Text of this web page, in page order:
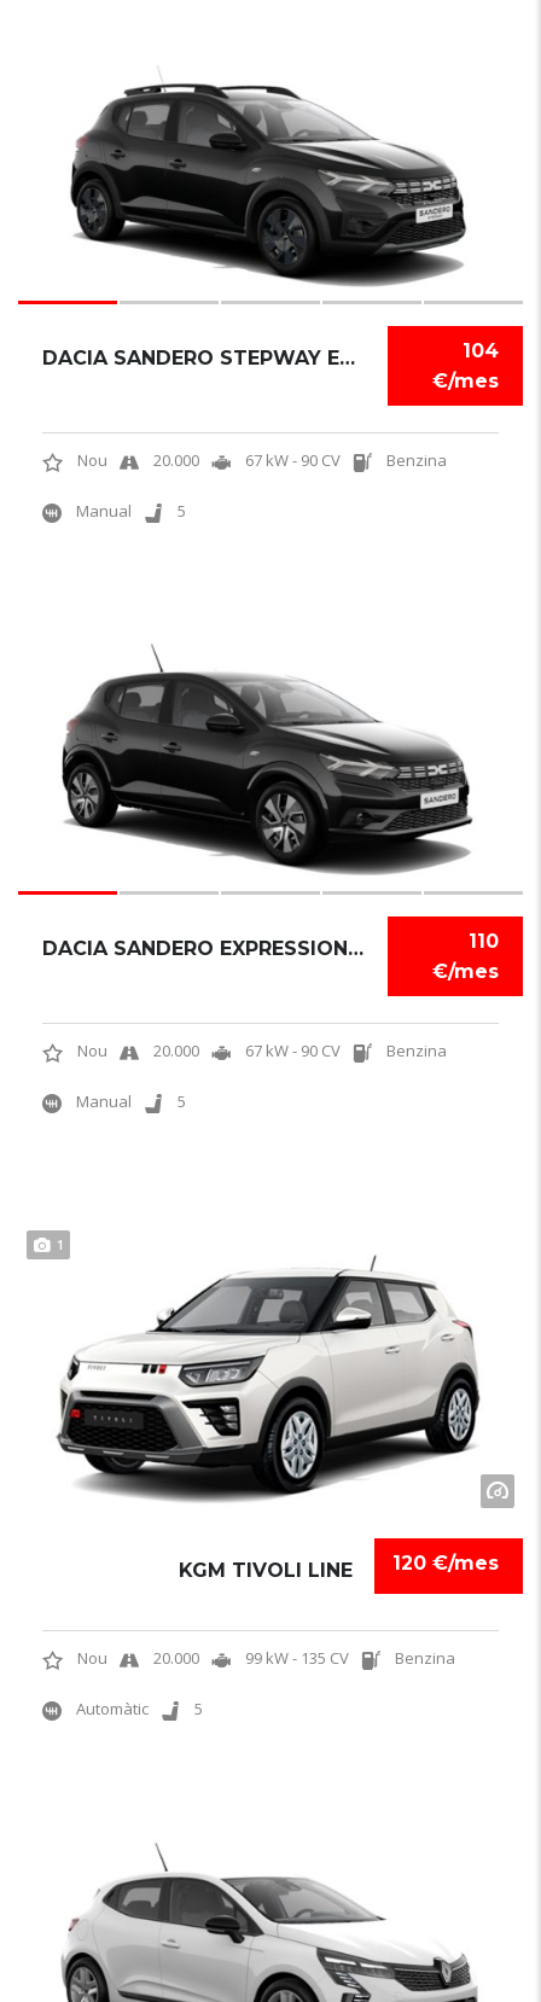
104
€/mes
DACIA SANDERO STEPWAY EXPRESSION
Nou 20.000 67 kW - 90 CV Benzina
Manual 5
110
€/mes
DACIA SANDERO EXPRESSION TCE
Nou 20.000 67 kW - 90 CV Benzina
Manual 5
1
120 €/mes
KGM TIVOLI LINE
Nou 20.000 99 kW - 135 CV Benzina
Automàtic 5